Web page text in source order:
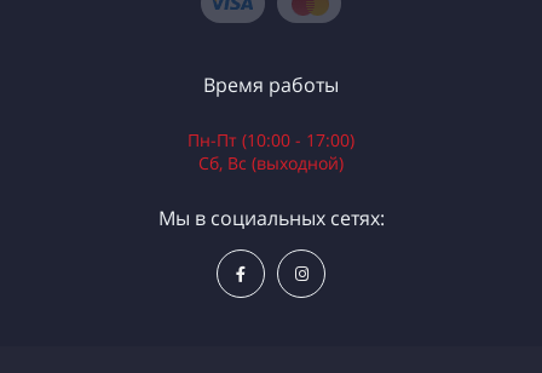
Время работы
Пн-Пт (10:00 - 17:00)
Сб, Вс (выходной)
Мы в социальных сетях: